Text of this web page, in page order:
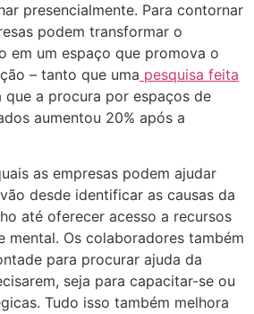
presencialmente. Para contornar
podem transformar o
em um espaço que promova o
– tanto que uma pesquisa feita
que a procura por espaços de
aumentou 20% após a
as empresas podem ajudar
desde identificar as causas da
até oferecer acesso a recursos
mental. Os colaboradores também
para procurar ajuda da
seja para capacitar-se ou
Tudo isso também melhora